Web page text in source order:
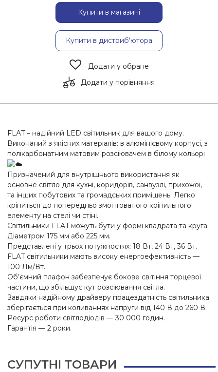
Купити в магазині
Купити в дистриб'ютора
Додати у обране
Додати у порівняння
FLAT – надійний LED світильник для вашого дому.
Виконаний з якісних матеріалів: в алюмінієвому корпусі, з
полікарбонатним матовим розсіювачем в білому кольорі
Призначений для внутрішнього використання як
основне світло для кухні, коридорів, санвузлі, прихожої,
та інших побутових та громадських приміщень. Легко
кріпиться до попередньо змонтованого кріпильного
елементу на стелі чи стіні.
Світильники FLAT можуть бути у формі квадрата та круга.
Діаметром 175 мм або 225 мм.
Представлені у трьох потужностях: 18 Вт, 24 Вт, 36 Вт.
FLAT світильники мають високу енергоефективність —
100 Лм/Вт.
Об’ємний плафон забезпечує бокове світіння торцевої
частини, що збільшує кут розсіювання світла.
Завдяки надійному драйверу працездатність світильника
зберігається при коливаннях напруги від 140 В до 260 В.
Ресурс роботи світлодіодів — 30 000 годин.
Гарантія — 2 роки.
СУПУТНІ ТОВАРИ